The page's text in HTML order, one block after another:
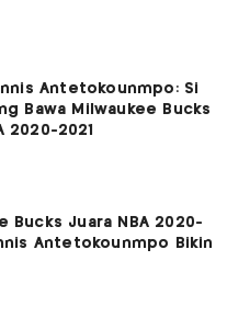
Antetokounmpo: Si
Bawa Milwaukee Bucks
2020-2021
Bucks Juara NBA 2020-
Antetokounmpo Bikin